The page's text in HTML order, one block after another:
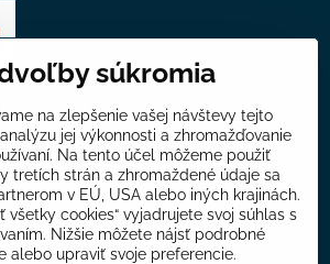
súkromia
na zlepšenie vašej návštevy tejto
jej výkonnosti a zhromažďovanie
Na tento účel môžeme použiť
tretích strán a zhromaždené údaje sa
v EÚ, USA alebo iných krajinách.
všetky cookies“ vyjadrujete svoj súhlas s
Nižšie môžete nájsť podrobné
alebo upraviť svoje preferencie.